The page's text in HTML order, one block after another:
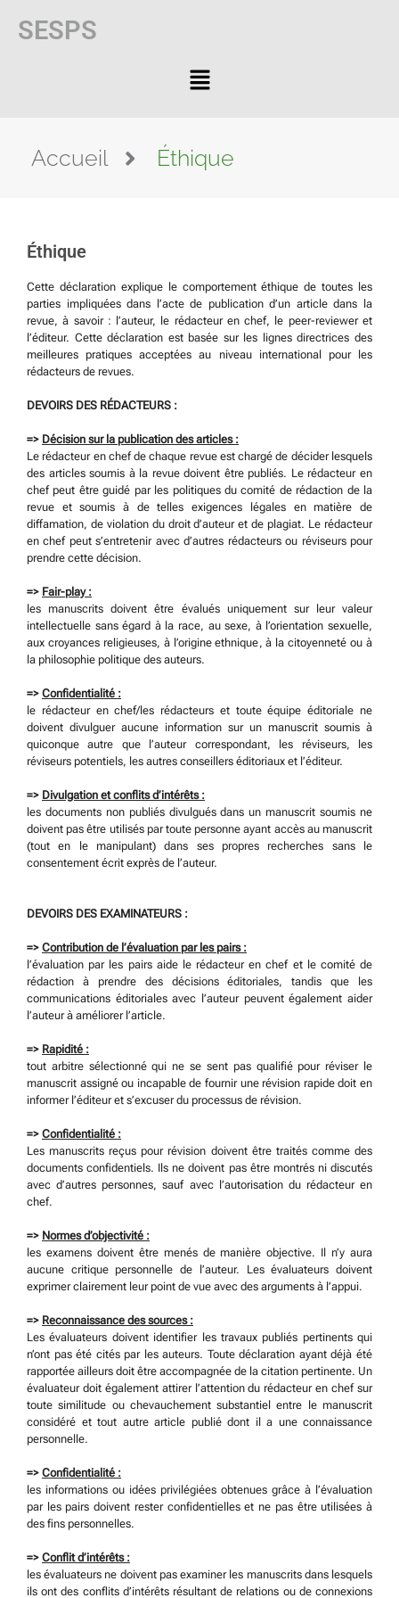
SESPS
Accueil Éthique
Éthique
Cette déclaration explique le comportement éthique de toutes les
parties impliquées dans l’acte de publication d’un article dans la
revue, à savoir : l’auteur, le rédacteur en chef, le peer-reviewer et
l’éditeur. Cette déclaration est basée sur les lignes directrices des
meilleures pratiques acceptées au niveau international pour les
rédacteurs de revues.
DEVOIRS DES RÉDACTEURS :
=> Décision sur la publication des articles :
Le rédacteur en chef de chaque revue est chargé de décider lesquels
des articles soumis à la revue doivent être publiés. Le rédacteur en
chef peut être guidé par les politiques du comité de rédaction de la
revue et soumis à de telles exigences légales en matière de
diffamation, de violation du droit d’auteur et de plagiat. Le rédacteur
en chef peut s’entretenir avec d’autres rédacteurs ou réviseurs pour
prendre cette décision.
=> Fair-play :
les manuscrits doivent être évalués uniquement sur leur valeur
intellectuelle sans égard à la race, au sexe, à l’orientation sexuelle,
aux croyances religieuses, à l’origine ethnique, à la citoyenneté ou à
la philosophie politique des auteurs.
=> Confidentialité :
le rédacteur en chef/les rédacteurs et toute équipe éditoriale ne
doivent divulguer aucune information sur un manuscrit soumis à
quiconque autre que l’auteur correspondant, les réviseurs, les
réviseurs potentiels, les autres conseillers éditoriaux et l’éditeur.
=> Divulgation et conflits d’intérêts :
les documents non publiés divulgués dans un manuscrit soumis ne
doivent pas être utilisés par toute personne ayant accès au manuscrit
(tout en le manipulant) dans ses propres recherches sans le
consentement écrit exprès de l’auteur.
DEVOIRS DES EXAMINATEURS :
=> Contribution de l’évaluation par les pairs :
l’évaluation par les pairs aide le rédacteur en chef et le comité de
rédaction à prendre des décisions éditoriales, tandis que les
communications éditoriales avec l’auteur peuvent également aider
l’auteur à améliorer l’article.
=> Rapidité :
tout arbitre sélectionné qui ne se sent pas qualifié pour réviser le
manuscrit assigné ou incapable de fournir une révision rapide doit en
informer l’éditeur et s’excuser du processus de révision.
=> Confidentialité :
Les manuscrits reçus pour révision doivent être traités comme des
documents confidentiels. Ils ne doivent pas être montrés ni discutés
avec d’autres personnes, sauf avec l’autorisation du rédacteur en
chef.
=> Normes d’objectivité :
les examens doivent être menés de manière objective. Il n’y aura
aucune critique personnelle de l’auteur. Les évaluateurs doivent
exprimer clairement leur point de vue avec des arguments à l’appui.
=> Reconnaissance des sources :
Les évaluateurs doivent identifier les travaux publiés pertinents qui
n’ont pas été cités par les auteurs. Toute déclaration ayant déjà été
rapportée ailleurs doit être accompagnée de la citation pertinente. Un
évaluateur doit également attirer l’attention du rédacteur en chef sur
toute similitude ou chevauchement substantiel entre le manuscrit
considéré et tout autre article publié dont il a une connaissance
personnelle.
=> Confidentialité :
les informations ou idées privilégiées obtenues grâce à l’évaluation
par les pairs doivent rester confidentielles et ne pas être utilisées à
des fins personnelles.
=> Conflit d’intérêts :
les évaluateurs ne doivent pas examiner les manuscrits dans lesquels
ils ont des conflits d’intérêts résultant de relations ou de connexions